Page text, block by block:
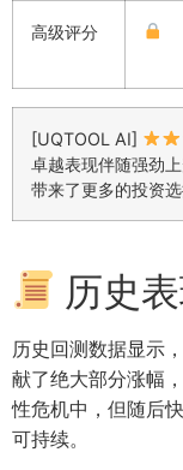
高级评分
[UQTOOL AI]
卓越表现伴随强劲
带来了更多的投资
历史
历史回测数据显示
献了绝大部分涨幅
性危机中，但随后
可持续。